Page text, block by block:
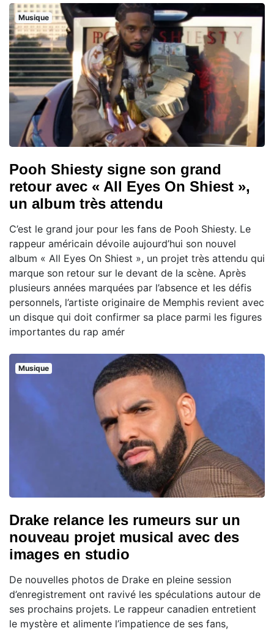
Musique
Pooh Shiesty signe son grand
retour avec « All Eyes On Shiest »,
un album très attendu
C’est le grand jour pour les fans de Pooh Shiesty. Le
rappeur américain dévoile aujourd’hui son nouvel
album « All Eyes On Shiest », un projet très attendu qui
marque son retour sur le devant de la scène. Après
plusieurs années marquées par l’absence et les défis
personnels, l’artiste originaire de Memphis revient avec
un disque qui doit confirmer sa place parmi les figures
importantes du rap amér
Musique
Drake relance les rumeurs sur un
nouveau projet musical avec des
images en studio
De nouvelles photos de Drake en pleine session
d’enregistrement ont ravivé les spéculations autour de
ses prochains projets. Le rappeur canadien entretient
le mystère et alimente l’impatience de ses fans,